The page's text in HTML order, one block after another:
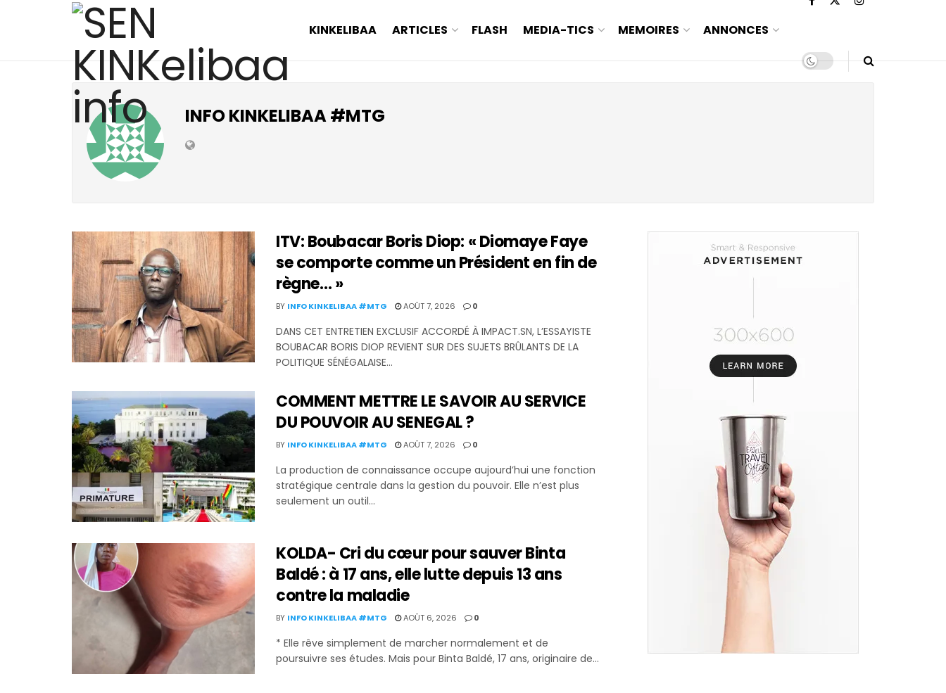
KINKELIBAA ARTICLES FLASH MEDIA-TICS MEMOIRES ANNONCES
INFO KINKELIBAA #MTG
ITV: Boubacar Boris Diop: « Diomaye Faye
se comporte comme un Président en fin de
règne… »
BY INFO KINKELIBAA #MTG AOÛT 7, 2026 0
DANS CET ENTRETIEN EXCLUSIF ACCORDÉ À IMPACT.SN, L’ESSAYISTE
BOUBACAR BORIS DIOP REVIENT SUR DES SUJETS BRÛLANTS DE LA
POLITIQUE SÉNÉGALAISE...
COMMENT METTRE LE SAVOIR AU SERVICE
DU POUVOIR AU SENEGAL ?
BY INFO KINKELIBAA #MTG AOÛT 7, 2026 0
La production de connaissance occupe aujourd’hui une fonction
stratégique centrale dans la gestion du pouvoir. Elle n’est plus
seulement un outil...
KOLDA- Cri du cœur pour sauver Binta
Baldé : à 17 ans, elle lutte depuis 13 ans
contre la maladie
BY INFO KINKELIBAA #MTG AOÛT 6, 2026 0
* Elle rêve simplement de marcher normalement et de
poursuivre ses études. Mais pour Binta Baldé, 17 ans, originaire de...